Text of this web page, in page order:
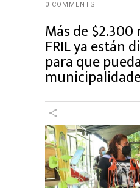
0 COMMENTS
Más de
FRIL ya están
para que